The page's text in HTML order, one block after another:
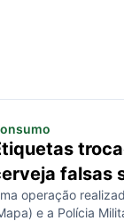
falsas
operação
e a Polícia